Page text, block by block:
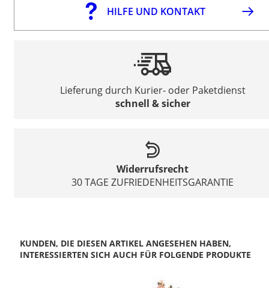
HILFE UND KONTAKT
Lieferung durch Kurier- oder Paketdienst
schnell & sicher
Widerrufsrecht
30 TAGE ZUFRIEDENHEITSGARANTIE
KUNDEN, DIE DIESEN ARTIKEL ANGESEHEN HABEN,
INTERESSIERTEN SICH AUCH FÜR FOLGENDE PRODUKTE